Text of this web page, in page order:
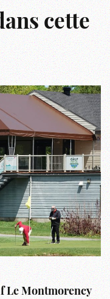
cette
Le Montmorency